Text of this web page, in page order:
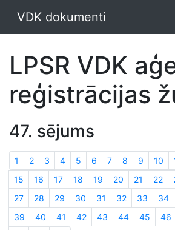
VDK dokumenti
LPSR VDK
reģistrācijas
47. sējums
1 2 3 4 5 6 7 8 9 10
15
16 17 18 19 20 21 22
27
28 29 30 31 32 33 34
39
40 41 42 43 44 45 46